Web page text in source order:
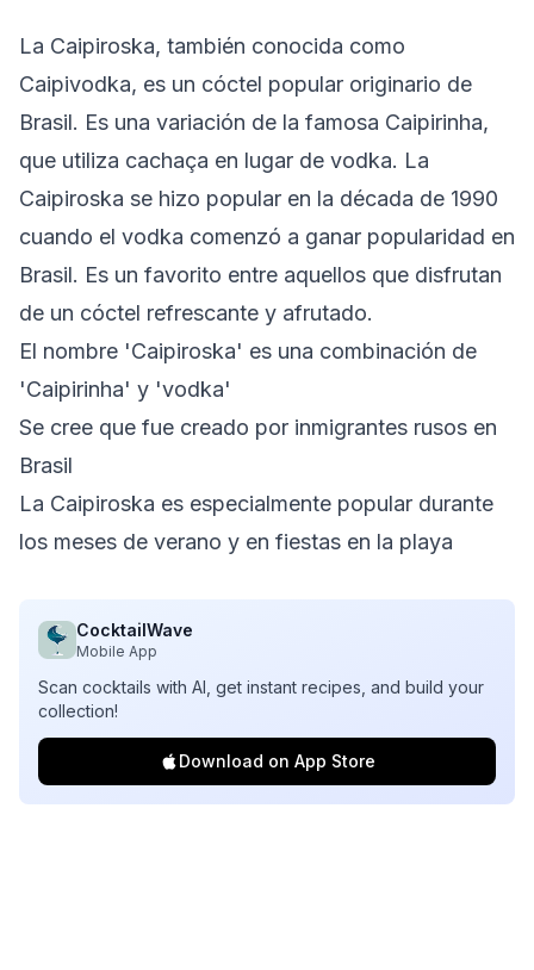
La Caipiroska, también conocida como
Caipivodka, es un cóctel popular originario de
Brasil. Es una variación de la famosa Caipirinha,
que utiliza cachaça en lugar de vodka. La
Caipiroska se hizo popular en la década de 1990
cuando el vodka comenzó a ganar popularidad en
Brasil. Es un favorito entre aquellos que disfrutan
de un cóctel refrescante y afrutado.
El nombre 'Caipiroska' es una combinación de
'Caipirinha' y 'vodka'
Se cree que fue creado por inmigrantes rusos en
Brasil
La Caipiroska es especialmente popular durante
los meses de verano y en fiestas en la playa
CocktailWave
Mobile App
Scan cocktails with AI, get instant recipes, and build your
collection!
Download on App Store